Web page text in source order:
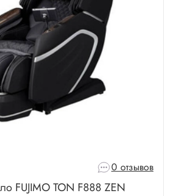
0 отзывов
FUJIMO TON F888 ZEN